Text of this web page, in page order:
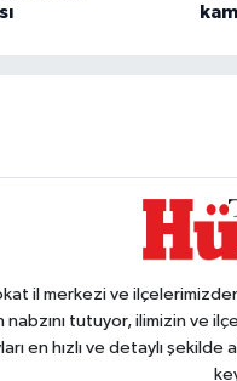
il merkezi ve
nabzını tutuyor, ilimizin
en hızlı ve detaylı